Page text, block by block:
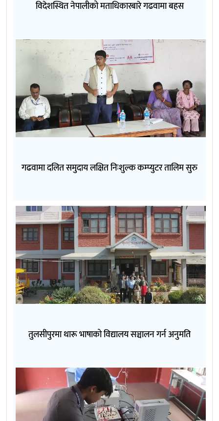
विदेशस्थित नेपालीको मताधिकारबारे गढवामा बहस
गढवामा दलित समुदाय लक्षित निःशुल्क कम्प्युटर तालिम सुरु
तुलसीपुरमा थारू भाषाको विद्यालय सञ्चालन गर्न अनुमति